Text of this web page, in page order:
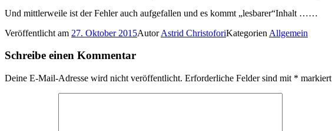
Und mittlerweile ist der Fehler auch aufgefallen und es kommt „lesbarer“Inhalt ……
Veröffentlicht am 27. Oktober 2015AutorAstrid ChristoforiKategorien Allgemein
Schreibe einen Kommentar
Deine E-Mail-Adresse wird nicht veröffentlicht. Erforderliche Felder sind mit * markiert